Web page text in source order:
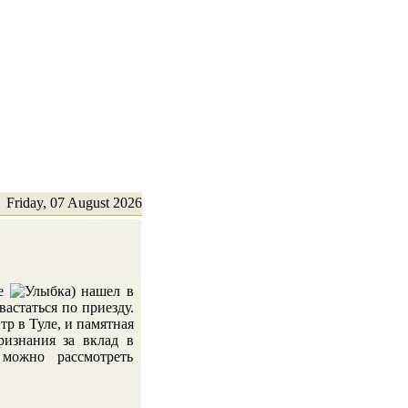
Friday, 07 August 2026
) нашел в
по приезду.
в Туле, и памятная
за вклад в
рассмотреть